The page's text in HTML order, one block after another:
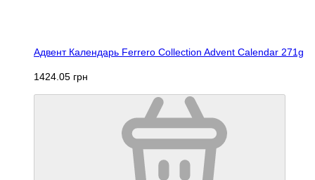
Адвент Календарь Ferrero Collection Advent Calendar 271g
1424.05 грн